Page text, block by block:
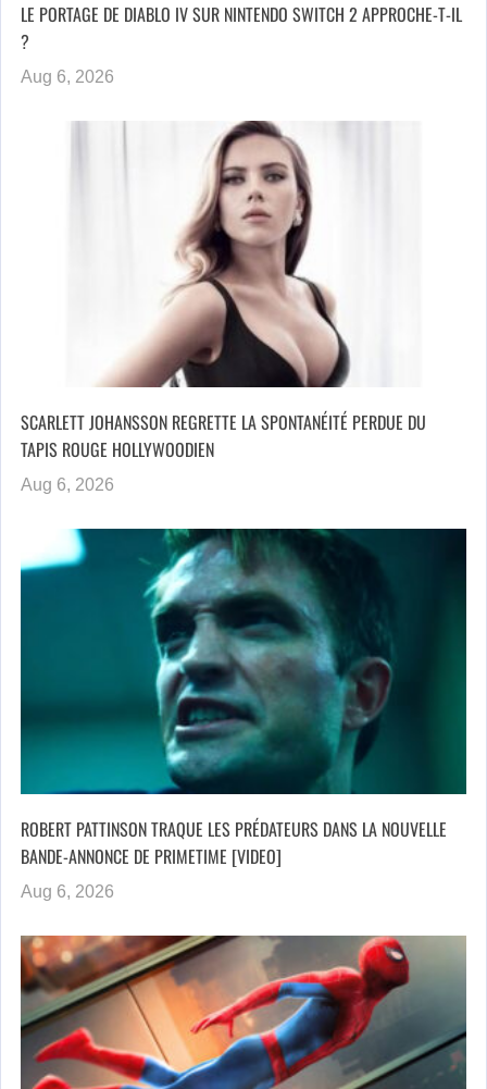
LE PORTAGE DE DIABLO IV SUR NINTENDO SWITCH 2 APPROCHE-T-IL
?
Aug 6, 2026
SCARLETT JOHANSSON REGRETTE LA SPONTANÉITÉ PERDUE DU
TAPIS ROUGE HOLLYWOODIEN
Aug 6, 2026
ROBERT PATTINSON TRAQUE LES PRÉDATEURS DANS LA NOUVELLE
BANDE-ANNONCE DE PRIMETIME [VIDEO]
Aug 6, 2026